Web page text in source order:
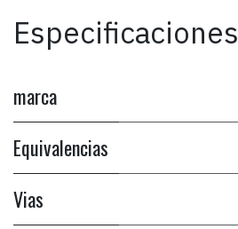
Especificaciones
marca
Equivalencias
Vias